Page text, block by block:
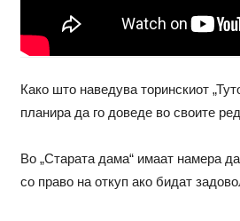
Како што наведува торинскиот
планира да го доведе во своите
Во „Старата дама“ имаат намера
со право на откуп ако бидат